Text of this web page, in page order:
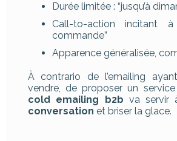
Durée limitée : “jusqu’à
Call-to-action incitant
commande”
Apparence généralisée,
À contrario de l’emailing
vendre, de proposer un
cold emailing b2b va servir
conversation et briser la glace.